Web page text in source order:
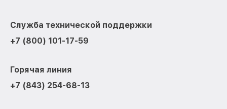
Служба технической поддержки
+7 (800) 101-17-59
Горячая линия
+7 (843) 254-68-13